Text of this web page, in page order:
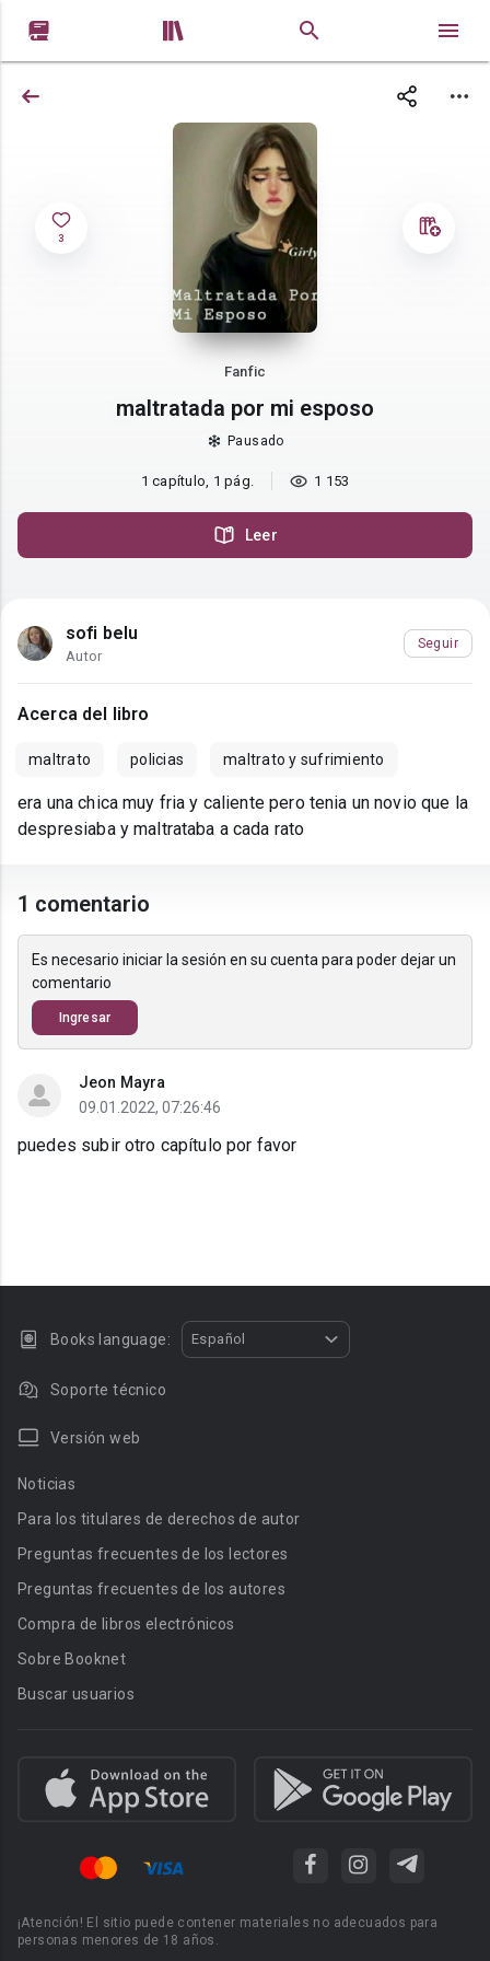
 
3
Fanfic
maltratada por mi esposo
Pausado
1 capítulo, 1 pág. 1 153
Leer
sofi belu
Autor
Seguir
Acerca del libro
maltrato policias maltrato y sufrimiento
era una chica muy fria y caliente pero tenia un novio que la
despresiaba y maltrataba a cada rato
1 comentario
Es necesario iniciar la sesión en su cuenta para poder dejar un
comentario
Ingresar
Jeon Mayra
09.01.2022, 07:26:46
puedes subir otro capítulo por favor
Books language: Español
Soporte técnico
Versión web
Noticias
Para los titulares de derechos de autor
Preguntas frecuentes de los lectores
Preguntas frecuentes de los autores
Compra de libros electrónicos
Sobre Booknet
Buscar usuarios
¡Atención! El sitio puede contener materiales no adecuados para
personas menores de 18 años.